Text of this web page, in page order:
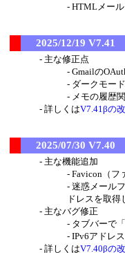
HTMLメー
2025/12/19 V7.41
主な修正点
Gmailの
ダークモー
メモの履歴
詳しくはV7.41βの
2025/07/30 V7.40
主な機能追加
Favicon（フ
迷惑メール
ドレスを取得
主なバグ修正
タブバーで
IPv6アドレ
詳しくはV7.40βの